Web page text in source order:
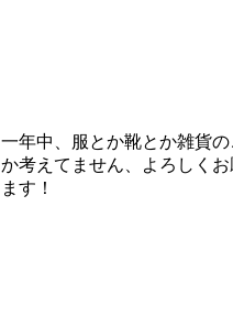
一年中、服とか靴とか雑貨
か考えてません、よろしく
ます！